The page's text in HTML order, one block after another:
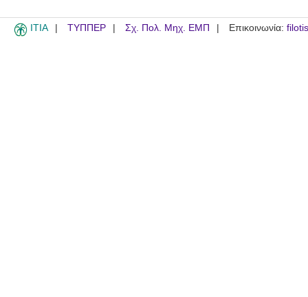
ITIA ΤΥΠΠΕΡ Σχ. Πολ. Μηχ. ΕΜΠ Επικοινωνία: